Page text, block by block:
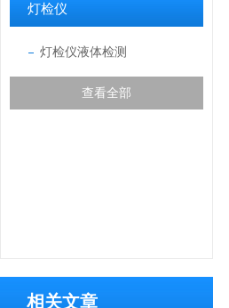
灯检仪
灯检仪液体检测
查看全部
相关文章